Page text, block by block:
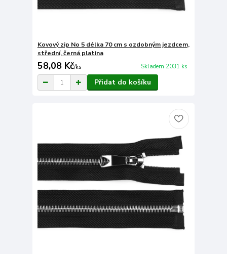
Kovový zip No 5 délka 70 cm s ozdobným jezdcem,
střední, černá platina
58,08 Kč/ks Skladem 2031 ks
Přidat do košíku